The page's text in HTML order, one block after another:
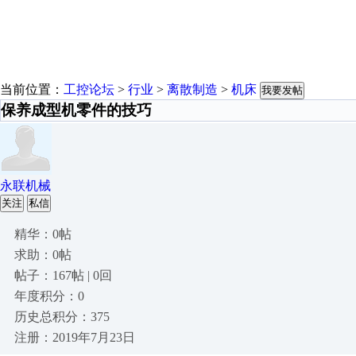
当前位置： 工控论坛 > 行业 > 离散制造 > 机床 我要发帖
保养成型机零件的技巧
永联机械
关注 私信
精华：0帖
求助：0帖
帖子：167帖 | 0回
年度积分：0
历史总积分：375
注册：2019年7月23日